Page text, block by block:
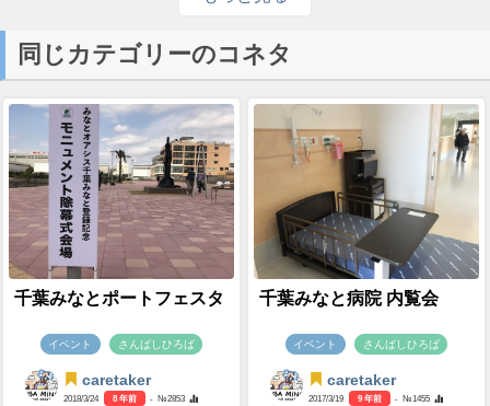
同じカテゴリーのコネタ
千葉みなとポートフェスタ
イベント さんばしひろば
caretaker
2018/3/24 8 年前
- №2853
千葉みなと病院 内覧会
イベント さんばしひろば
caretaker
2017/3/19 9 年前
- №1455